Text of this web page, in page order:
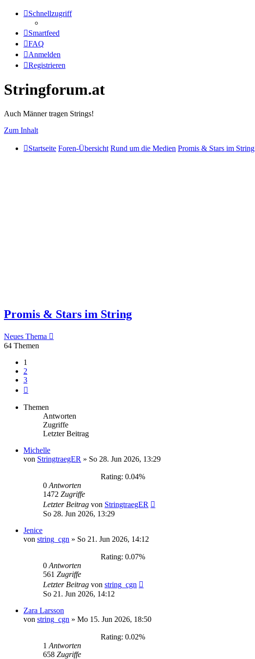
Schnellzugriff
Smartfeed
FAQ
Anmelden
Registrieren
Stringforum.at
Auch Männer tragen Strings!
Zum Inhalt
Startseite Foren-Übersicht Rund um die Medien Promis & Stars im String
Promis & Stars im String
Neues Thema
64 Themen
1
2
3
Themen
Antworten
Zugriffe
Letzter Beitrag
Michelle
von StringtraegER » So 28. Jun 2026, 13:29
Rating: 0.04%
0 Antworten
1472 Zugriffe
Letzter Beitrag von StringtraegER
So 28. Jun 2026, 13:29
Jenice
von string_cgn » So 21. Jun 2026, 14:12
Rating: 0.07%
0 Antworten
561 Zugriffe
Letzter Beitrag von string_cgn
So 21. Jun 2026, 14:12
Zara Larsson
von string_cgn » Mo 15. Jun 2026, 18:50
Rating: 0.02%
1 Antworten
658 Zugriffe